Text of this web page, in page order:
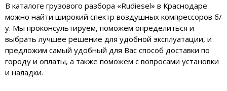
В каталоге грузового разбора «Rudiesel» в Краснодаре
можно найти широкий спектр воздушных компрессоров б/
у. Мы проконсультируем, поможем определиться и
выбрать лучшее решение для удобной эксплуатации, и
предложим самый удобный для Вас способ доставки по
городу и оплаты, а также поможем с вопросами установки
и наладки.